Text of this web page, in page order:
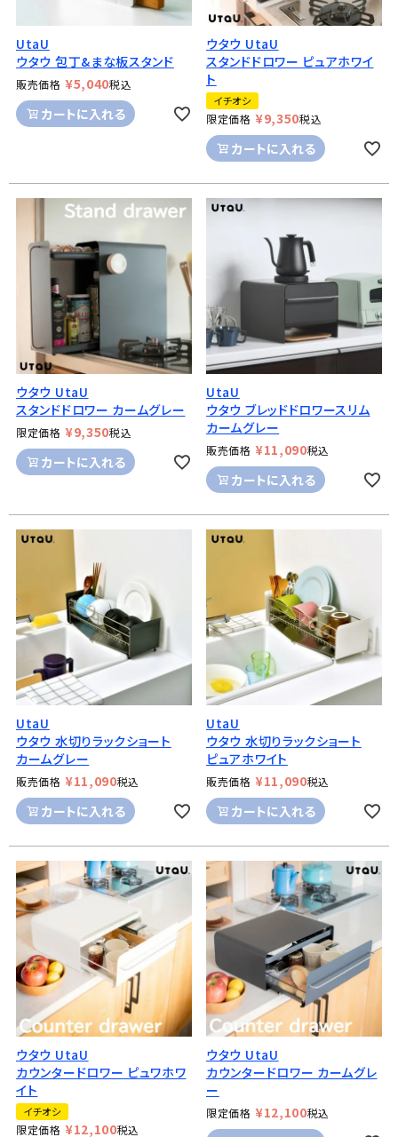
UtaU
ウタウ 包丁&まな板スタンド
販売価格 ¥5,040税込
カートに入れる
ウタウ UtaU
スタンドドロワー ピュアホワイ
ト
イチオシ
限定価格 ¥9,350税込
カートに入れる
ウタウ UtaU
スタンドドロワー カームグレー
限定価格 ¥9,350税込
カートに入れる
UtaU
ウタウ ブレッドドロワースリム
カームグレー
販売価格 ¥11,090税込
カートに入れる
UtaU
ウタウ 水切りラックショート
カームグレー
販売価格 ¥11,090税込
カートに入れる
UtaU
ウタウ 水切りラックショート
ピュアホワイト
販売価格 ¥11,090税込
カートに入れる
ウタウ UtaU
カウンタードロワー ピュワホワ
イト
イチオシ
限定価格 ¥12,100税込
ウタウ UtaU
カウンタードロワー カームグレ
ー
限定価格 ¥12,100税込